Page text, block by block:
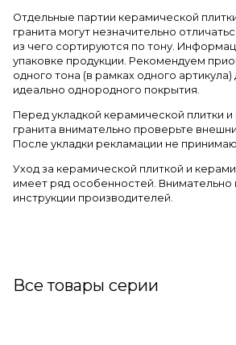
Отдельные партии керамической
гранита могут незначительно
из чего сортируются по тону.
упаковке продукции. Рекомендуем
одного тона (в рамках одного артикула)
идеально однородного покрытия.
Перед укладкой керамической плитки
гранита внимательно проверьте
После укладки рекламации не
Уход за керамической плиткой и
имеет ряд особенностей. Внимательно
инструкции производителей.
Все товары серии